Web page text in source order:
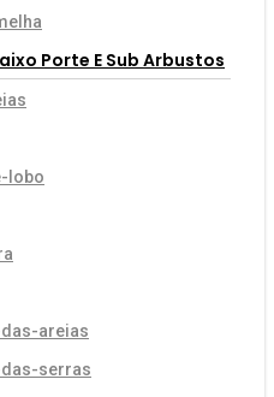
Porte E Sub Arbustos
lobo
areias
das-serras